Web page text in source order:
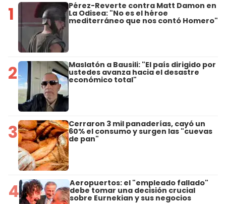
1 Pérez-Reverte contra Matt Damon en
La Odisea: "No es el héroe
mediterráneo que nos contó Homero"
2 Maslatón a Bausili: "El país dirigido por
ustedes avanza hacia el desastre
económico total"
3 Cerraron 3 mil panaderías, cayó un
60% el consumo y surgen las "cuevas
de pan"
4 Aeropuertos: el "empleado fallado"
debe tomar una decisión crucial
sobre Eurnekian y sus negocios